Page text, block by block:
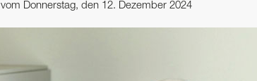
Donnerstag, den 12. Dezember 2024